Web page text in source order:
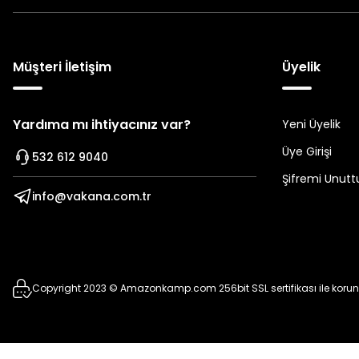
Müşteri İletişim
Yardıma mı ihtiyacınız var?
532 612 9040
info@vakana.com.tr
Üyelik
Yeni Üyelik
Üye Girişi
Şifremi
Copyright 2023 © Amazonkamp.com 256bit SSL sertifikası ile